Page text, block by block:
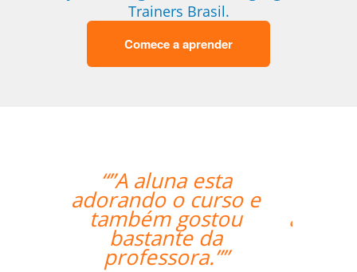
Trainers Brasil.
Comece a aprender
“”A Josette tem boa
experiência, entende
as dificuldades de um
brasileiro, facilita o
aprendizado.””